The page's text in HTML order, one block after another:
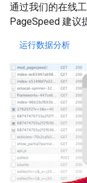
通过我们的在线
PageSpeed 建议
运行数据分析